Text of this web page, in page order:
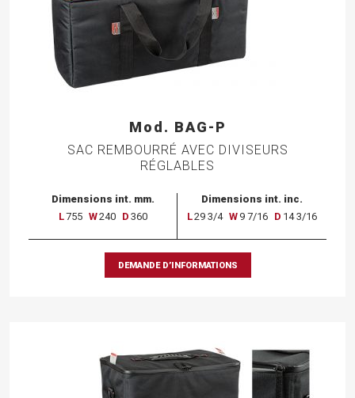
Mod. BAG-P
SAC REMBOURRÉ AVEC DIVISEURS
RÉGLABLES
Dimensions int. mm.
L755 W240 D 360
Dimensions int. inc.
L29 3/4 W 9 7/16 D 14 3/16
DEMANDE D’INFORMATIONS